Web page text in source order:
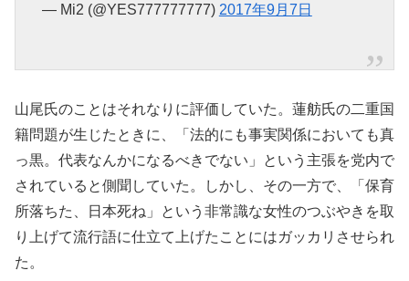
— Mi2 (@YES777777777) 2017年9月7日
山尾氏のことはそれなりに評価していた。蓮舫氏の二重国
籍問題が生じたときに、「法的にも事実関係においても真
っ黒。代表なんかになるべきでない」という主張を党内で
されていると側聞していた。しかし、その一方で、「保育
所落ちた、日本死ね」という非常識な女性のつぶやきを取
り上げて流行語に仕立て上げたことにはガッカリさせられ
た。